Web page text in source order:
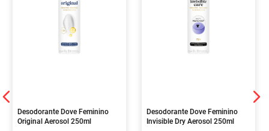
Desodorante Dove Feminino
Original Aerosol 250ml
Desodorante Dove Feminino
Invisible Dry Aerosol 250ml